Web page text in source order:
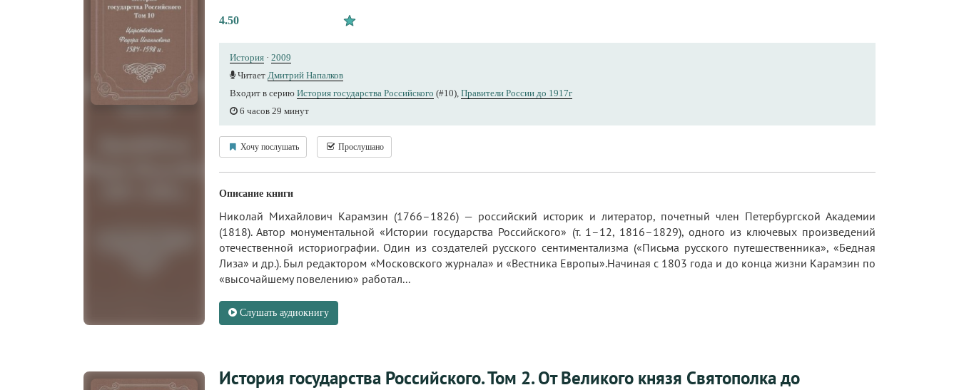
4.50
История · 2009
Читает Дмитрий Напалков
Входит в серию История государства Российского (#10), Правители России до 1917г
6 часов 29 минут
Хочу послушать Прослушано
Описание книги
Николай Михайлович Карамзин (1766–1826) — российский историк и литератор, почетный член Петербургской Академии
(1818). Автор монументальной «Истории государства Российского» (т. 1–12, 1816–1829), одного из ключевых произведений
отечественной историографии. Один из создателей русского сентиментализма («Письма русского путешественника», «Бедная
Лиза» и др.). Был редактором «Московского журнала» и «Вестника Европы».Начиная с 1803 года и до конца жизни Карамзин по
«высочайшему повелению» работал...
Слушать аудиокнигу
История государства Российского. Том 2. От Великого князя Святополка до